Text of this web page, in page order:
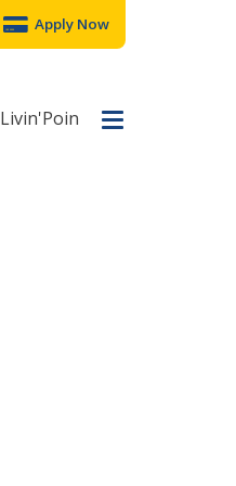
Apply Now
Livin'Poin